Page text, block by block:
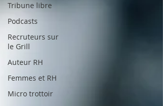
Tribune libre
Podcasts
Recruteurs sur
le Grill
Auteur RH
Femmes et RH
Micro trottoir